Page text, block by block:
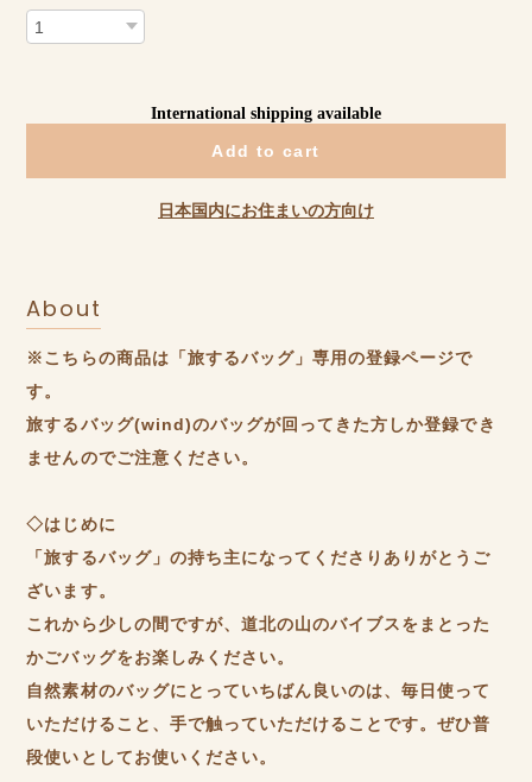
International shipping available
Add to cart
日本国内にお住まいの方向け
About
※こちらの商品は「旅するバッグ」専用の登録ページで
す。
旅するバッグ(wind)のバッグが回ってきた方しか登録でき
ませんのでご注意ください。
◇はじめに
「旅するバッグ」の持ち主になってくださりありがとうご
ざいます。
これから少しの間ですが、道北の山のバイブスをまとった
かごバッグをお楽しみください。
自然素材のバッグにとっていちばん良いのは、毎日使って
いただけること、手で触っていただけることです。ぜひ普
段使いとしてお使いください。